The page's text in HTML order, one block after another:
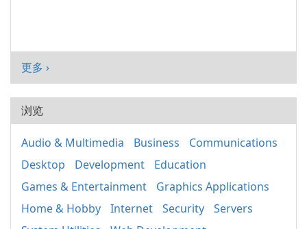
更多 ›
浏览
Audio & Multimedia Business
Communications
Desktop
Development
Education
Games & Entertainment
Graphics Applications
Home & Hobby
Internet Security
Servers